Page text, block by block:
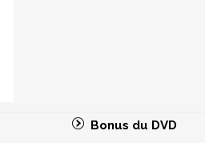
Bonus du DVD